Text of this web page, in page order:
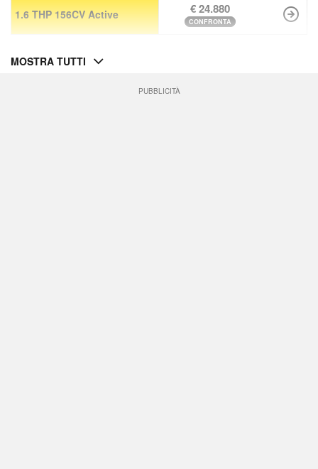
1.6 THP 156CV Active € 24.880
CONFRONTA
MOSTRA TUTTI
PUBBLICITÀ